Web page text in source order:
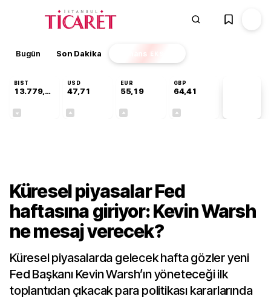
Bugün Son Dakika Finans EKSTRA
BIST
13.779,39
USD
47,71
EUR
55,19
GBP
64,41
Küresel piyasalar Fed
haftasına giriyor: Kevin Warsh
ne mesaj verecek?
Küresel piyasalarda gelecek hafta gözler yeni
Fed Başkanı Kevin Warsh’ın yöneteceği ilk
toplantıdan çıkacak para politikası kararlarında